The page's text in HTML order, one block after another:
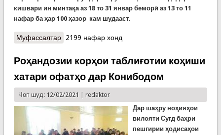
кишвари ин минтақа аз 18 то 31 январ беморӣ аз 13 то 11
нафар ба ҳар 100 ҳазор кам шудааст.
Муфассалтаро Covid-19: Дар Швейтсария як афшонаи димоғӣ
истифода қодир аст то 90 дарсад шумори
ҳиссаҳои вирусро кам кунад
2199 нафар хонд
Роҳандозии корҳои таблиғотии коҳиши
хатари офатҳо дар Конибодом
Чоп шуд: 12/02/2021 | redaktor
Дар шаҳру ноҳияҳои
вилояти Суғд баҳри
пешгирии ҳодисаҳои